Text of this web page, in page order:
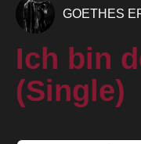
GOETHES
Ich bin
(Single)